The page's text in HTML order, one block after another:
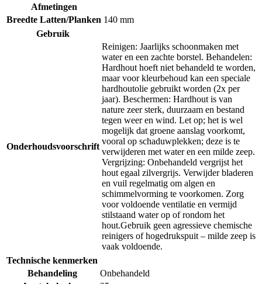
Afmetingen
Breedte Latten/Planken 140 mm
Gebruik
Onderhoudsvoorschrift
Reinigen: Jaarlijks schoonmaken met
water en een zachte borstel. Behandelen:
Hardhout hoeft niet behandeld te worden,
maar voor kleurbehoud kan een speciale
hardhoutolie gebruikt worden (2x per
jaar). Beschermen: Hardhout is van
nature zeer sterk, duurzaam en bestand
tegen weer en wind. Let op; het is wel
mogelijk dat groene aanslag voorkomt,
vooral op schaduwplekken; deze is te
verwijderen met water en een milde zeep.
Vergrijzing: Onbehandeld vergrijst het
hout egaal zilvergrijs. Verwijder bladeren
en vuil regelmatig om algen en
schimmelvorming te voorkomen. Zorg
voor voldoende ventilatie en vermijd
stilstaand water op of rondom het
hout.Gebruik geen agressieve chemische
reinigers of hogedrukspuit – milde zeep is
vaak voldoende.
Technische kenmerken
Behandeling
Onbehandeld